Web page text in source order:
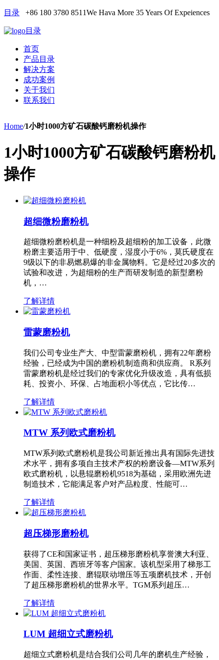
目录 +86 180 3780 8511We Hava More 35 Years Of Expeiences
目录
首页
产品目录
解决方案
成功案例
关于我们
联系我们
Home/1小时1000方矿石碳酸钙磨粉机操作
1小时1000方矿石碳酸钙磨粉机
操作
超细微粉磨粉机
超细微粉磨粉机是一种细粉及超细粉的加工设备，此微
粉磨主要适用于中、低硬度，湿度小于6%，莫氏硬度在
9级以下的非易燃易爆的非金属物料。它是经过20多次的
试验和改进，为超细粉的生产而研发制造的新型磨粉
机，…
了解详情
雷蒙磨粉机
我们公司专业生产大、中型雷蒙磨粉机，拥有22年磨粉
经验，已经成为中国的磨粉机制造商和供应商。 R系列
雷蒙磨粉机是经过我们的专家优化升级改造，具有低损
耗、投资小、环保、占地面积小等优点，它比传…
了解详情
MTW 系列欧式磨粉机
MTW系列欧式磨粉机是我公司新近推出具有国际先进技
术水平，拥有多项自主技术产权的粉磨设备—MTW系列
欧式磨粉机，以悬辊磨粉机9518为基础，采用欧洲先进
制造技术，它能满足客户对产品粒度、性能可…
了解详情
超压梯形磨粉机
获得了CE和国家证书，超压梯形磨粉机享誉澳大利亚、
美国、英国、西班牙等客户国家。该机型采用了梯形工
作面、柔性连接、磨辊联动增压等五项磨机技术，开创
了超压梯形磨粉机的世界水平。TGM系列超压…
了解详情
LUM 超细立式磨粉机
超细立式磨粉机是结合我们公司几年的磨机生产经验，